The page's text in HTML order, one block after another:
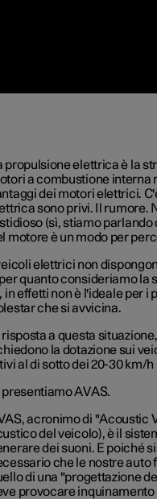
propulsione elettrica è la
a combustione interna
dei motori elettrici.
sono privi. Il rumore.
(sì, stiamo
motore è un modo per
elettrici non
per quanto consideriamo la
in effetti non è l'ideale per i
che si avvicina.
risposta a questa
la dotazione sui
al di sotto dei 20-30 km/
presentiamo AVAS.
acronimo di "Acoustic
del veicolo), è il
dei suoni. E poiché
che le nostre
di una "progettazione
provocare